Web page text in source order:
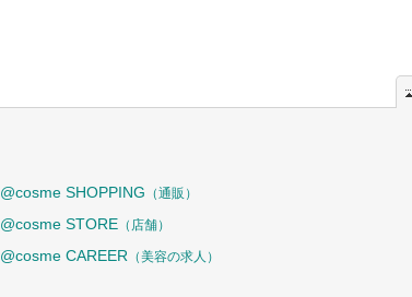
@cosme SHOPPING （通販）
@cosme STORE （店舗）
@cosme CAREER （美容の求人）